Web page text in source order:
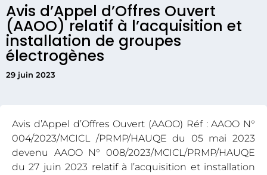
Avis d’Appel d’Offres Ouvert
(AAOO) relatif à l’acquisition et
installation de groupes
électrogènes
29 juin 2023
Avis d’Appel d’Offres Ouvert (AAOO) Réf : AAOO N°
004/2023/MCICL /PRMP/HAUQE du 05 mai 2023
devenu AAOO N° 008/2023/MCICL/PRMP/HAUQE
du 27 juin 2023 relatif à l’acquisition et installation